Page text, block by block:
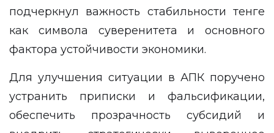
подчеркнул важность стабильности тенге
как символа суверенитета и основного
фактора устойчивости экономики.
Для улучшения ситуации в АПК поручено
устранить приписки и фальсификации,
обеспечить прозрачность субсидий и